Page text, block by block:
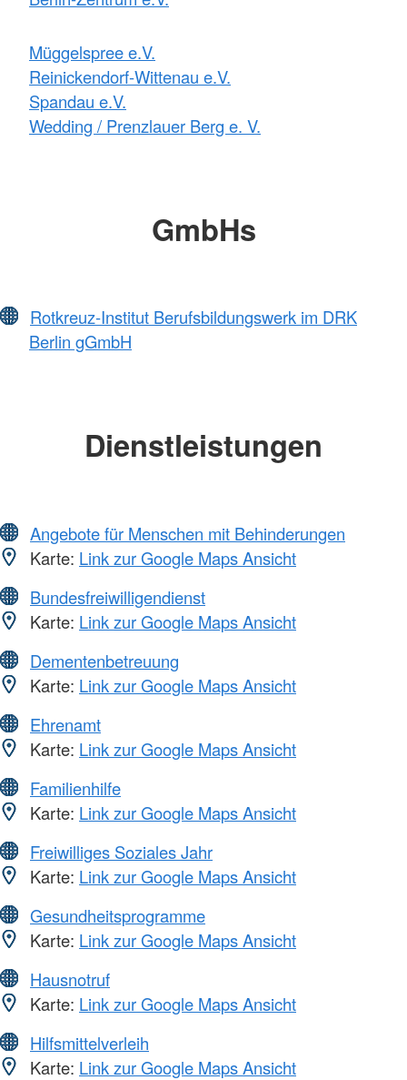
Müggelspree e.V.
Reinickendorf-Wittenau e.V.
Spandau e.V.
Wedding / Prenzlauer Berg e. V.
GmbHs
Rotkreuz-Institut Berufsbildungswerk im DRK
Berlin gGmbH
Dienstleistungen
Angebote für Menschen mit Behinderungen
Karte: Link zur Google Maps Ansicht
Bundesfreiwilligendienst
Karte: Link zur Google Maps Ansicht
Dementenbetreuung
Karte: Link zur Google Maps Ansicht
Ehrenamt
Karte: Link zur Google Maps Ansicht
Familienhilfe
Karte: Link zur Google Maps Ansicht
Freiwilliges Soziales Jahr
Karte: Link zur Google Maps Ansicht
Gesundheitsprogramme
Karte: Link zur Google Maps Ansicht
Hausnotruf
Karte: Link zur Google Maps Ansicht
Hilfsmittelverleih
Karte: Link zur Google Maps Ansicht